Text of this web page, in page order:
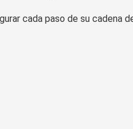
cada paso de su